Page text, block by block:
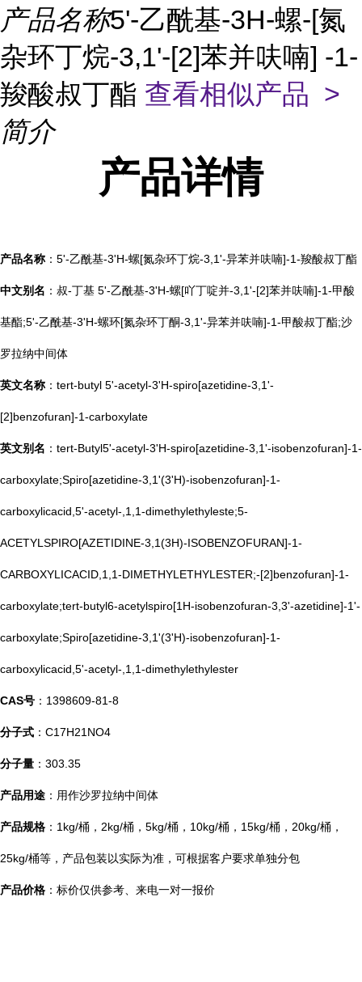
产品名称5'-乙酰基-3H-螺-[氮
杂环丁烷-3,1'-[2]苯并呋喃] -1-
羧酸叔丁酯 查看相似产品 >
简介
产品详情
产品名称 ：5'-乙酰基-3'H-螺[氮杂环丁烷-3,1'-异苯并呋喃]-1-羧酸叔丁酯
中文别名 ：叔-丁基 5'-乙酰基-3'H-螺[吖丁啶并-3,1'-[2]苯并呋喃]-1-甲酸
基酯;5'-乙酰基-3'H-螺环[氮杂环丁酮-3,1'-异苯并呋喃]-1-甲酸叔丁酯;沙
罗拉纳中间体
英文名称 ：tert-butyl 5'-acetyl-3'H-spiro[azetidine-3,1'-
[2]benzofuran]-1-carboxylate
英文别名 ：tert-Butyl5'-acetyl-3'H-spiro[azetidine-3,1'-isobenzofuran]-1-
carboxylate;Spiro[azetidine-3,1'(3'H)-isobenzofuran]-1-
carboxylicacid,5'-acetyl-,1,1-dimethylethyleste;5-
ACETYLSPIRO[AZETIDINE-3,1(3H)-ISOBENZOFURAN]-1-
CARBOXYLICACID,1,1-DIMETHYLETHYLESTER;-[2]benzofuran]-1-
carboxylate;tert-butyl6-acetylspiro[1H-isobenzofuran-3,3'-azetidine]-1'-
carboxylate;Spiro[azetidine-3,1'(3'H)-isobenzofuran]-1-
carboxylicacid,5'-acetyl-,1,1-dimethylethylester
CAS号 ：1398609-81-8
分子式 ：C17H21NO4
分子量 ：303.35
产品用途 ：用作沙罗拉纳中间体
产品规格 ：1kg/桶，2kg/桶，5kg/桶，10kg/桶，15kg/桶，20kg/桶，
25kg/桶等，产品包装以实际为准，可根据客户要求单独分包
产品价格 ：标价仅供参考、来电一对一报价